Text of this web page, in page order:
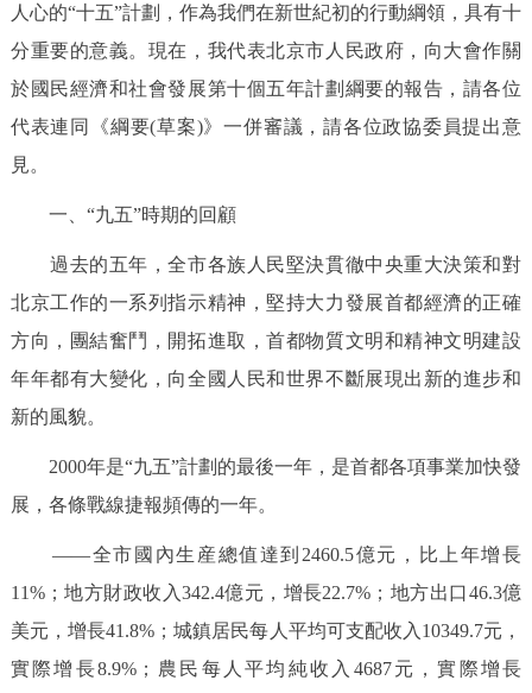
法人服務
12345網上接訴即辦 我要諮詢 我要建議
參與調查 線上訪談 圖説互動
走進北京
綠色北京 圖説北京 視頻北京
多語種
ENGLISH 한국어 日本語
人心的“十五”計劃，作為我們在新世紀初的行動綱領，具有十
分重要的意義。現在，我代表北京市人民政府，向大會作關
於國民經濟和社會發展第十個五年計劃綱要的報告，請各位
代表連同《綱要(草案)》一併審議，請各位政協委員提出意
見。
一、“九五”時期的回顧
過去的五年，全市各族人民堅決貫徹中央重大決策和對
北京工作的一系列指示精神，堅持大力發展首都經濟的正確
方向，團結奮鬥，開拓進取，首都物質文明和精神文明建設
年年都有大變化，向全國人民和世界不斷展現出新的進步和
新的風貌。
2000年是“九五”計劃的最後一年，是首都各項事業加快發
展，各條戰線捷報頻傳的一年。
——全市國內生産總值達到2460.5億元，比上年增長
11%；地方財政收入342.4億元，增長22.7%；地方出口46.3億
美元，增長41.8%；城鎮居民每人平均可支配收入10349.7元，
實際增長8.9%；農民每人平均純收入4687元，實際增長